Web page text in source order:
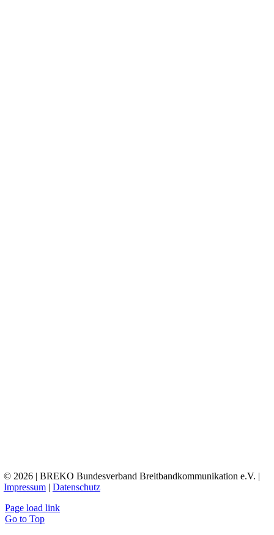
© 2026 | BREKO Bundesverband Breitbandkommunikation e.V. |
Impressum| Datenschutz
Page load link
Go to Top